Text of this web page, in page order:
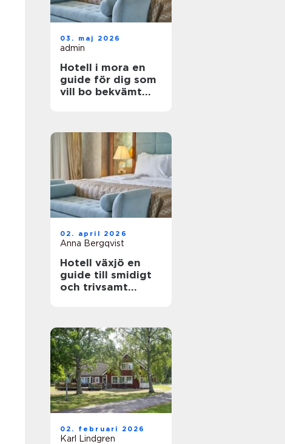
03. maj 2026
admin
Hotell i mora en
guide för dig som
vill bo bekvämt
02. april 2026
Anna Bergqvist
Hotell växjö en
guide till smidigt
och trivsamt
02. februari 2026
Karl Lindgren